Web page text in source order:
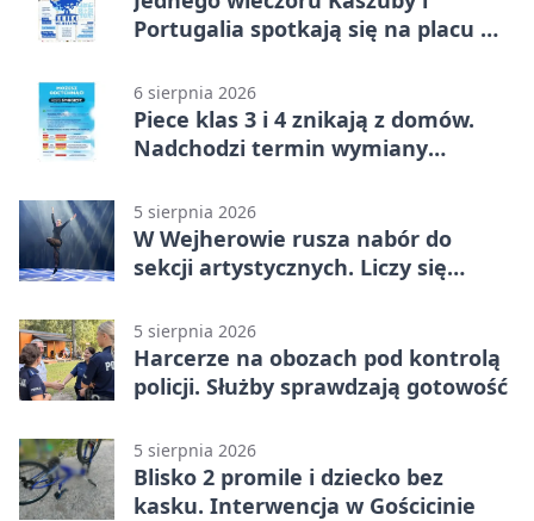
Portugalia spotkają się na placu w
6 sierpnia 2026
Piece klas 3 i 4 znikają z domów.
Nadchodzi termin wymiany
5 sierpnia 2026
W Wejherowie rusza nabór do
sekcji artystycznych. Liczy się
5 sierpnia 2026
Harcerze na obozach pod kontrolą
policji. Służby sprawdzają gotowość
5 sierpnia 2026
Blisko 2 promile i dziecko bez
kasku. Interwencja w Gościcinie